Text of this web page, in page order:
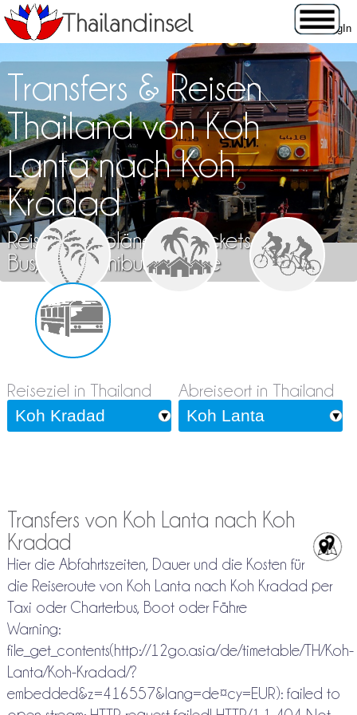
Transfers & Reisen
Thailand von Koh
Lanta nach Koh
Kradad
Reisen, Fahrpläne und Tickets für Zug,
Bus, Flug, Minibus & Fähre
Reiseziel in Thailand Abreiseort in Thailand
Transfers von Koh Lanta nach Koh
Kradad
Hier die Abfahrtszeiten, Dauer und die Kosten für
die Reiseroute von Koh Lanta nach Koh Kradad per
Taxi oder Charterbus, Boot oder Fähre
Warning:
file_get_contents(http://12go.asia/de/timetable/TH/Koh-
Lanta/Koh-Kradad/?
embedded&z=416557&lang=de¤cy=EUR): failed to